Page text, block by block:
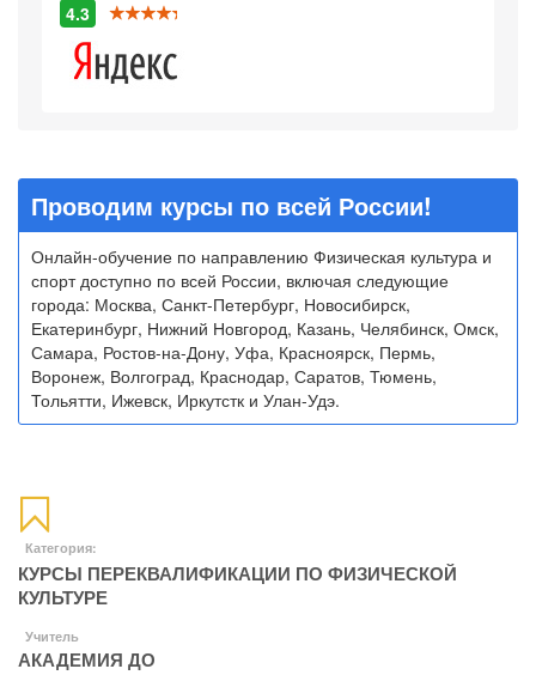
4.3
Проводим курсы по всей России!
Онлайн-обучение по направлению Физическая культура и
спорт доступно по всей России, включая следующие
города: Москва, Санкт-Петербург, Новосибирск,
Екатеринбург, Нижний Новгород, Казань, Челябинск, Омск,
Самара, Ростов-на-Дону, Уфа, Красноярск, Пермь,
Воронеж, Волгоград, Краснодар, Саратов, Тюмень,
Тольятти, Ижевск, Иркутстк и Улан-Удэ.
Категория:
КУРСЫ ПЕРЕКВАЛИФИКАЦИИ ПО ФИЗИЧЕСКОЙ
КУЛЬТУРЕ
Учитель
АКАДЕМИЯ ДО